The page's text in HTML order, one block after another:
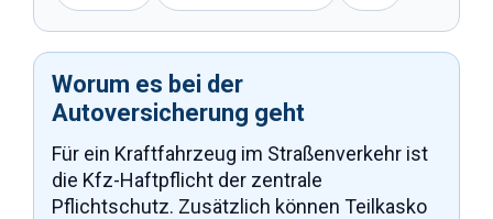
Worum es bei der
Autoversicherung geht
Für ein Kraftfahrzeug im Straßenverkehr ist
die Kfz-Haftpflicht der zentrale
Pflichtschutz. Zusätzlich können Teilkasko